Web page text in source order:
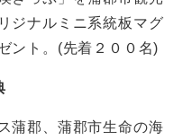
ジナルミニ系統板マグ
ント。(先着２００名)
蒲郡、蒲郡市生命の海